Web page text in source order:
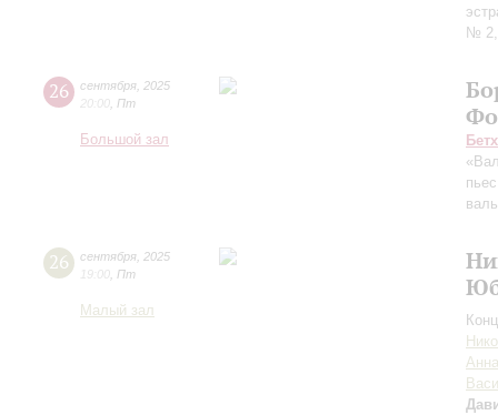
№ 2,
26 сентября 2025
20:00 Пт
Большой зал
26 сентября 2025
19:00 Пт
Малый зал